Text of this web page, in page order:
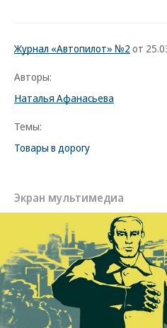
Журнал «Автопилот» №2 от
Авторы:
Наталья Афанасьева
Темы:
Товары в дорогу
Экран мультимедиа